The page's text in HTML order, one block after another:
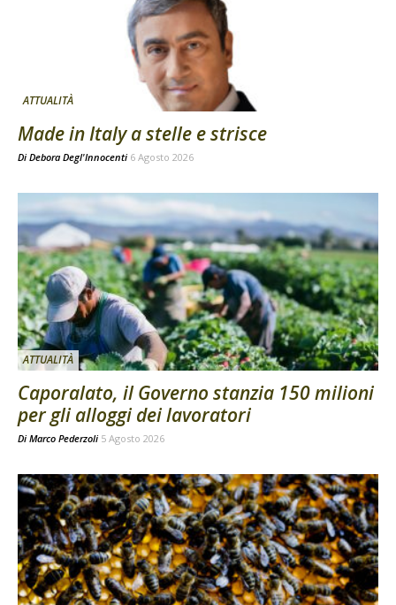
ATTUALITÀ
Made in Italy a stelle e strisce
Di Debora Degl'Innocenti 6 Agosto 2026
ATTUALITÀ
Caporalato, il Governo stanzia 150 milioni
per gli alloggi dei lavoratori
Di Marco Pederzoli 5 Agosto 2026